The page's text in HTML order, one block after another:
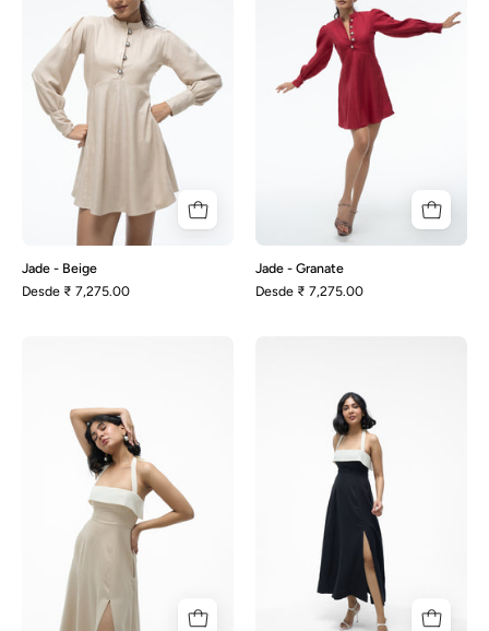
Jade - Beige
Desde ₹ 7,275.00
Jade - Granate
Desde ₹ 7,275.00
White
and
White